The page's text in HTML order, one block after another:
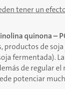
tener un
quinona –
productos de
fermentada).
de regular
potenciar